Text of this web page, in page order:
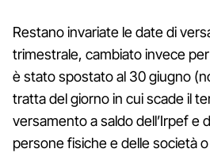
Restano invariate le date di
trimestrale, cambiato invece per
è stato spostato al 30 giugno
tratta del giorno in cui scade il
versamento a saldo dell’Irpef e
persone fisiche e delle società